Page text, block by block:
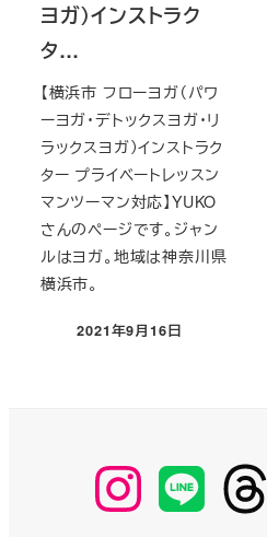
ヨガ）インストラク
タ…
【横浜市 フローヨガ（パワ
ーヨガ・デトックスヨガ・リ
ラックスヨガ）インストラク
ター プライベートレッスン
マンツーマン対応】YUKO
さんのページです。ジャン
ルはヨガ。地域は神奈川県
横浜市。
投稿日
2021年9月16日
【Instagram】
MyKOBAKO
【LINE】